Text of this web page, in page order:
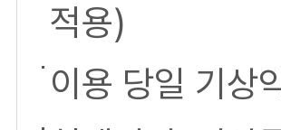
적용)
이용 당일 기상